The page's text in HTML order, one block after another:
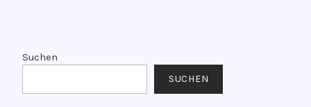
c
h
r
c
Suchen
SUCHEN